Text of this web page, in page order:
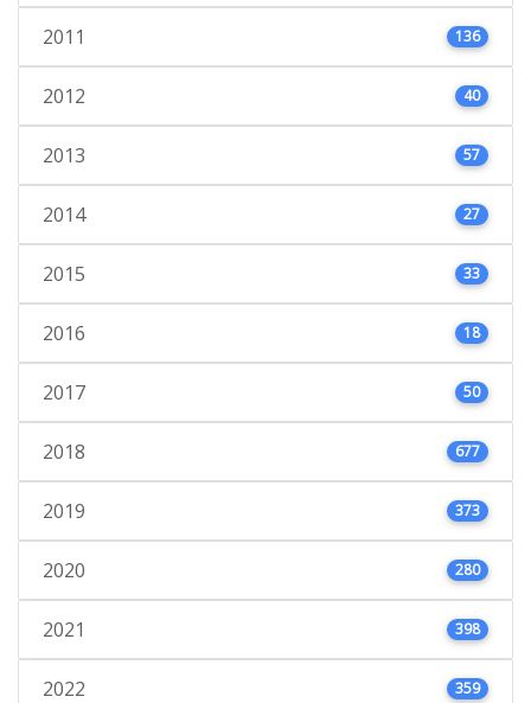
2011 136
2012 40
2013 57
2014 27
2015 33
2016 18
2017 50
2018 677
2019 373
2020 280
2021 398
2022 359